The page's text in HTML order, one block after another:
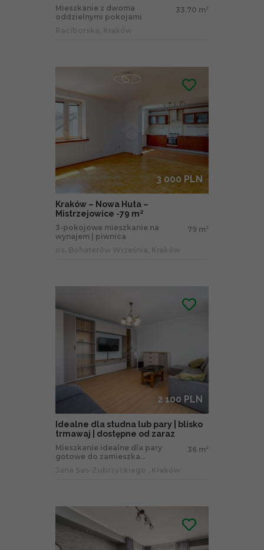
Mieszkanie z dwoma
oddzielnymi pokojami
33.70 m 2
3 000 PLN
Kraków – Nowa Huta –
Mistrzejowice -79 m²
3-pokojowe mieszkanie na
wynajem | piwnica
79 m 2
2 100 PLN
Idealne dla studna lub pary | blisko
trmawaj | dostępne od zaraz
Mieszkanie idealne dla pary
gotowe do zamieszka...
36 m 2